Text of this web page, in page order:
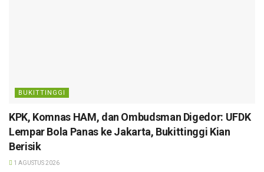
BUKITTINGGI
KPK, Komnas HAM, dan Ombudsman Digedor: UFDK
Lempar Bola Panas ke Jakarta, Bukittinggi Kian
Berisik
1 AGUSTUS 2026